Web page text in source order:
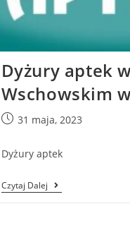
Dyżury aptek
Wschowskim
31 maja, 2023
Dyżury aptek
Czytaj Dalej